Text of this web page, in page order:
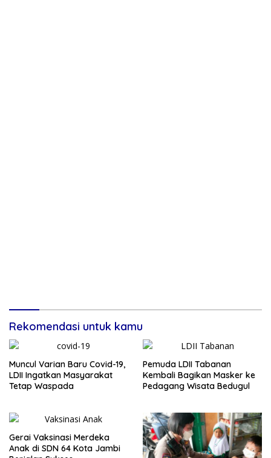
Rekomendasi untuk kamu
Muncul Varian Baru Covid-19,
LDII Ingatkan Masyarakat
Tetap Waspada
Pemuda LDII Tabanan
Kembali Bagikan Masker ke
Pedagang Wisata Bedugul
Gerai Vaksinasi Merdeka
Anak di SDN 64 Kota Jambi